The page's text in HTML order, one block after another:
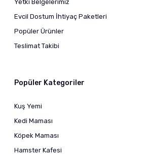
Yetki Belgelerimiz
Evcil Dostum İhtiyaç Paketleri
Popüler Ürünler
Teslimat Takibi
Popüler Kategoriler
Kuş Yemi
Kedi Maması
Köpek Maması
Hamster Kafesi